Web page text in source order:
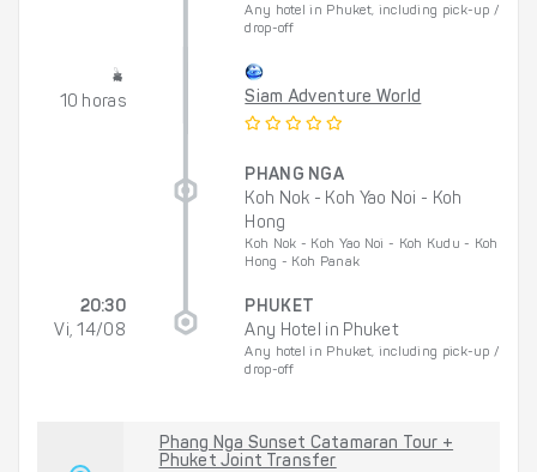
Any hotel in Phuket, including pick-up /
drop-off
10 horas Siam Adventure World
PHANG NGA
Koh Nok - Koh Yao Noi - Koh
Hong
Koh Nok - Koh Yao Noi - Koh Kudu - Koh
Hong - Koh Panak
20:30
Vi, 14/08
PHUKET
Any Hotel in Phuket
Any hotel in Phuket, including pick-up /
drop-off
Phang Nga Sunset Catamaran Tour +
Phuket Joint Transfer